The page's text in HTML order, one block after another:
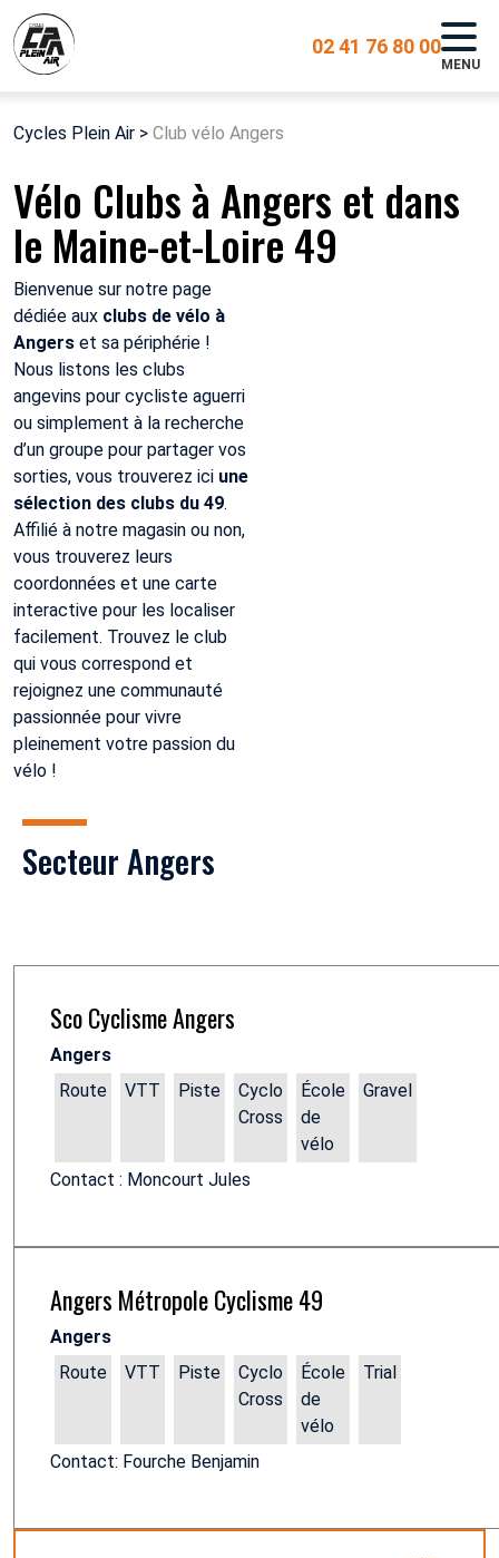
02 41 76 80 00
MENU
Cycles Plein Air > Club vélo Angers
Vélo Clubs à Angers et dans
le Maine-et-Loire 49
Bienvenue sur notre page
dédiée aux clubs de vélo à
Angers et sa périphérie !
Nous listons les clubs
angevins pour cycliste aguerri
ou simplement à la recherche
d’un groupe pour partager vos
sorties, vous trouverez ici une
sélection des clubs du 49.
Affilié à notre magasin ou non,
vous trouverez leurs
coordonnées et une carte
interactive pour les localiser
facilement. Trouvez le club
qui vous correspond et
rejoignez une communauté
passionnée pour vivre
pleinement votre passion du
vélo !
Secteur Angers
Sco Cyclisme Angers
Angers
Route
VTT Piste
Cyclo
Cross
École
de
vélo
Gravel
Contact : Moncourt Jules
Angers Métropole Cyclisme 49
Angers
Route
VTT Piste
Cyclo
Cross
École
de
vélo
Trial
Contact: Fourche Benjamin